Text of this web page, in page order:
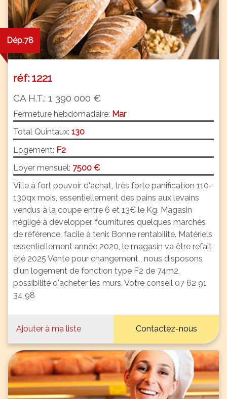
Dép.78
réf: 1221
CA H.T.: 1 390 000 €
Fermeture hebdomadaire: Mar
Total Quintaux: 130
Logement: F2
Loyer mensuel: 7500 €
Ville à fort pouvoir d'achat, très forte panification 110-
130qx mois, essentiellement des pains aux levains
vendus à la coupe entre 6 et 13€ le Kg. Magasin
négligé à développer, fournitures quelques marchés
de référence, facile à tenir. Bonne rentabilité. Matériels
essentiellement année 2020, le magasin va être refait
été 2025 Vente pour changement , nous disposons
d'un logement de fonction type F2 de 74m2,
possibilité d'acheter les murs. Votre conseil 07 62 91
34 98
Ajouter à ma liste Contactez-nous